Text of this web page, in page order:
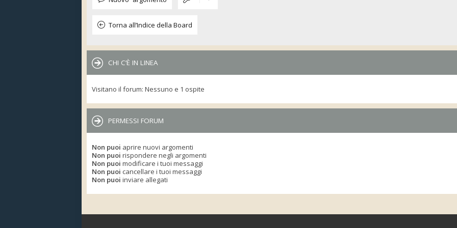
Torna all’Indice della Board
CHI C’È IN LINEA
Visitano il forum: Nessuno e 1 ospite
PERMESSI FORUM
Non puoi aprire nuovi argomenti
Non puoi rispondere negli argomenti
Non puoi modificare i tuoi messaggi
Non puoi cancellare i tuoi messaggi
Non puoi inviare allegati